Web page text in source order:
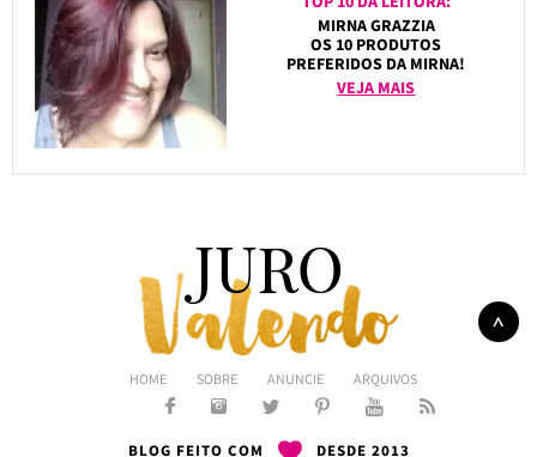
MIRNA GRAZZIA
OS 10 PRODUTOS
PREFERIDOS DA MIRNA!
VEJA MAIS
HOME SOBRE ANUNCIE ARQUIVOS
BLOG FEITO COM DESDE 2013